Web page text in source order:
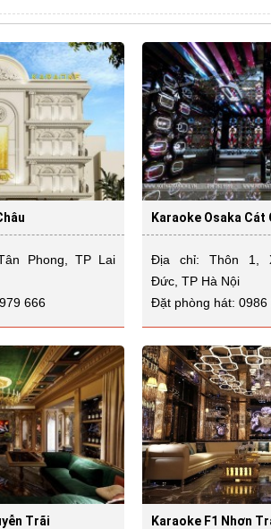
Phong, TP Lai
666
Karaoke Osaka Cát
Địa chỉ: Thôn 1,
Đức, TP Hà Nội
Đặt phòng hát: 0986
Trãi Karaoke F1 Nhơn